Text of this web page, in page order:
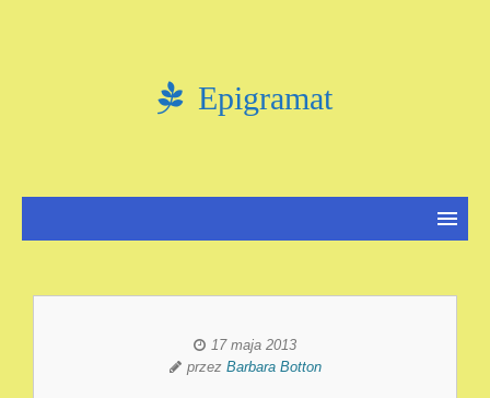
Epigramat
17 maja 2013
przez Barbara Botton